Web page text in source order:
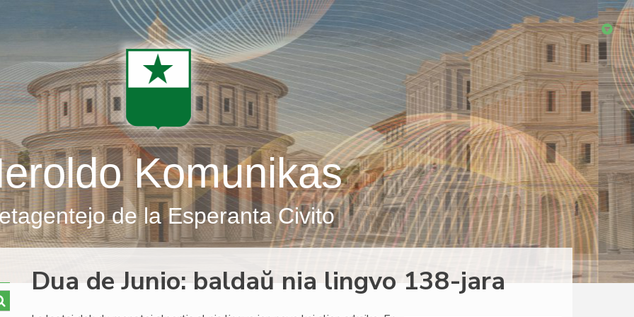
Komunikas
de la Esperanta Civito
Dua de Junio: baldaŭ nia lingvo 138-jara